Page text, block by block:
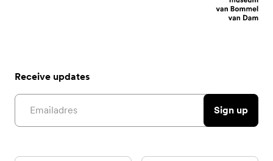
Receive updates
Email address
Sign up